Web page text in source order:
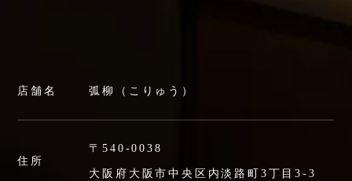
店舗名 弧柳（こりゅう）
住所
〒540-0038
大阪府大阪市中央区内淡路町3丁目3-3